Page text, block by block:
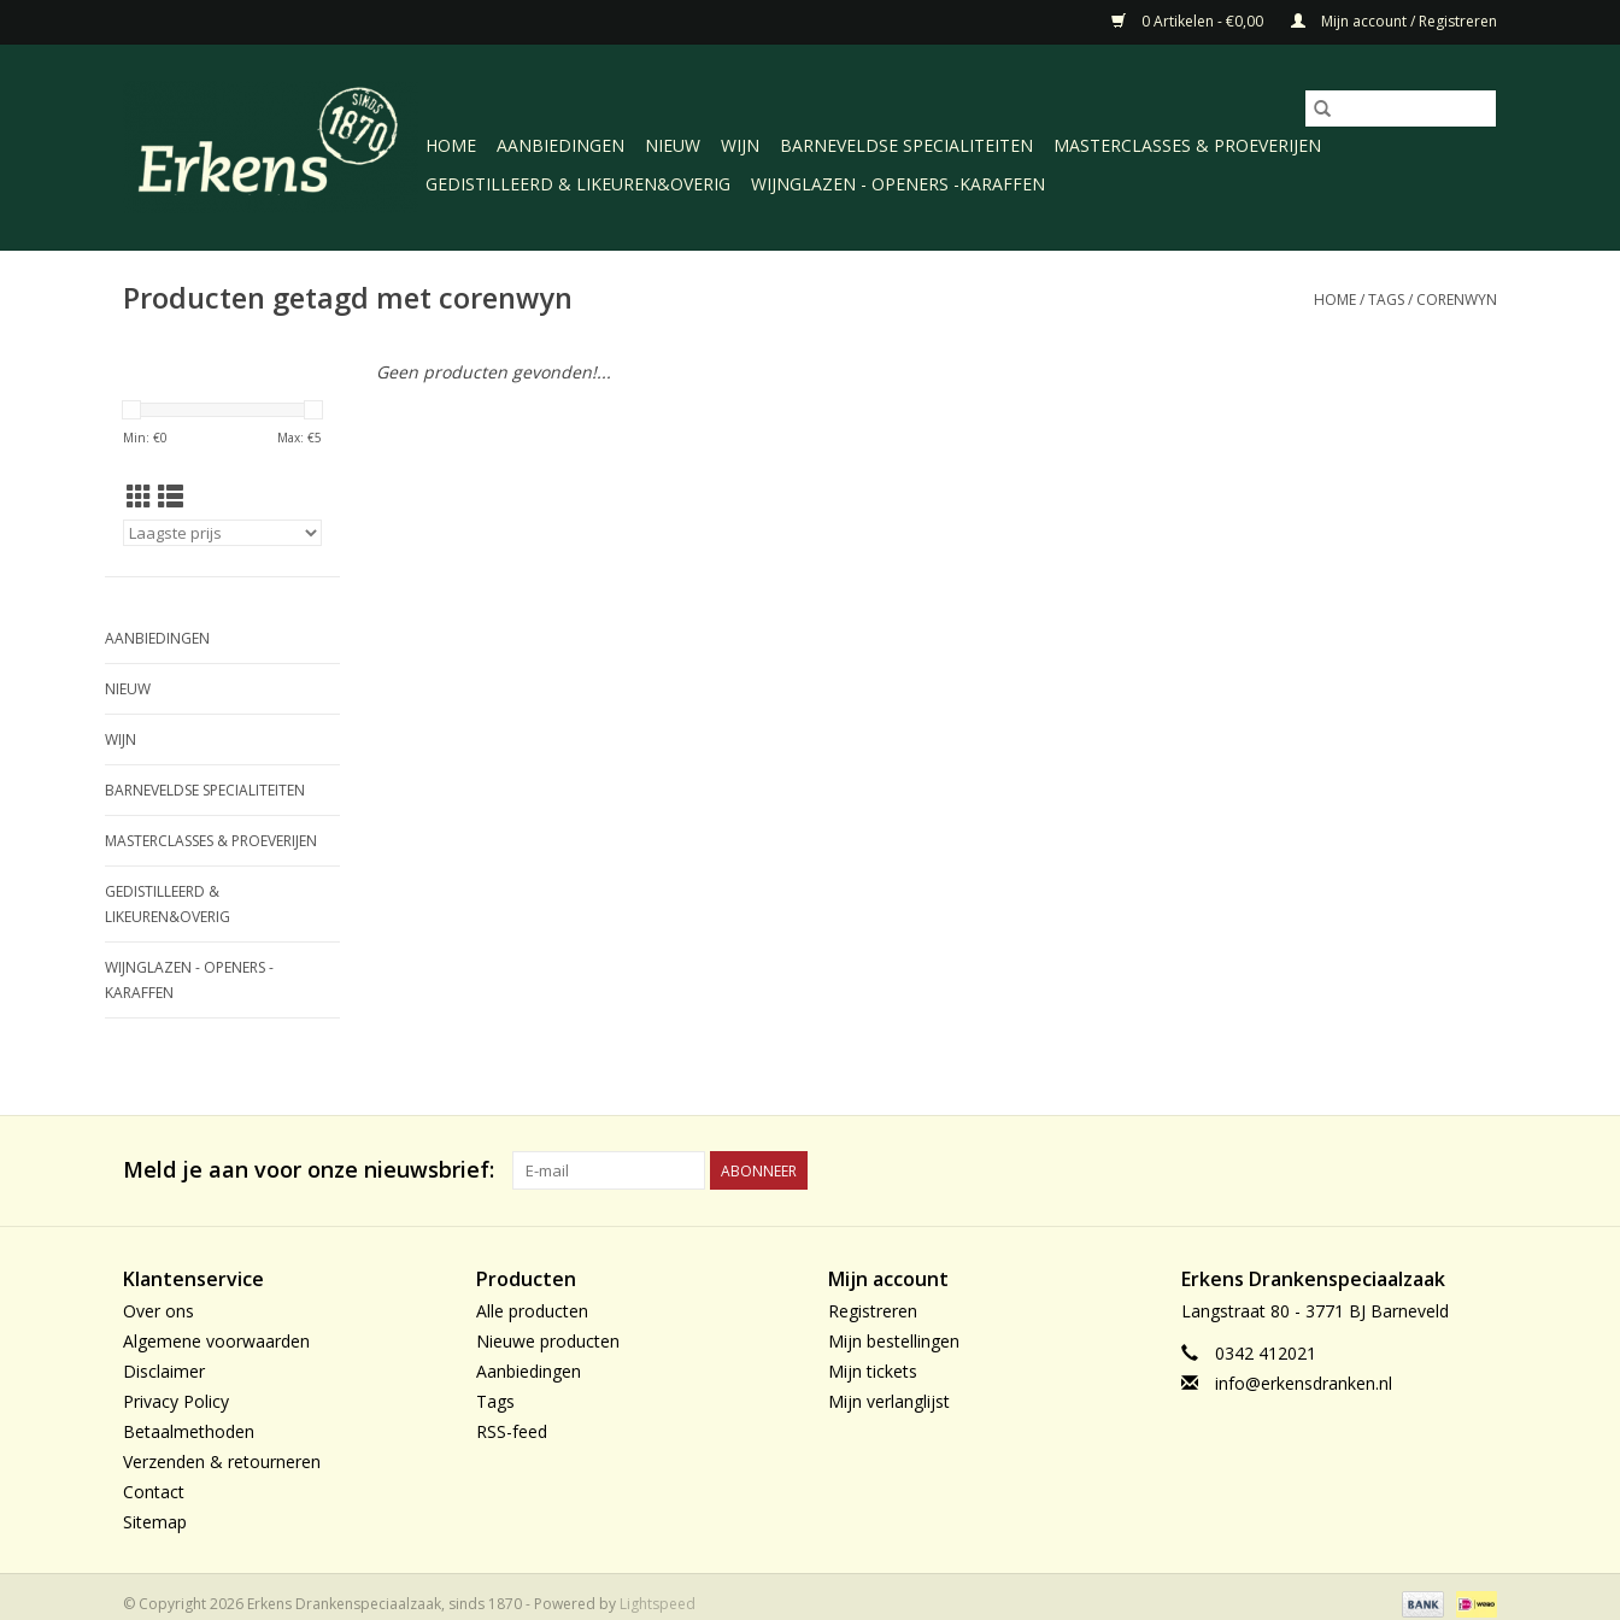
0 Artikelen - €0,00 Mijn account / Registreren
HOME AANBIEDINGEN NIEUW WIJN BARNEVELDSE SPECIALITEITEN
MASTERCLASSES & PROEVERIJEN
GEDISTILLEERD & LIKEUREN&OVERIG
WIJNGLAZEN - OPENERS -KARAFFEN
Producten getagd met corenwyn HOME/TAGS/ CORENWYN
Min: €0 Max: €5
AANBIEDINGEN
NIEUW
WIJN
BARNEVELDSE SPECIALITEITEN
MASTERCLASSES & PROEVERIJEN
GEDISTILLEERD &
LIKEUREN&OVERIG
WIJNGLAZEN - OPENERS -
KARAFFEN
Geen producten gevonden!...
Meld je aan voor onze nieuwsbrief: ABONNEER
Klantenservice
Over ons
Algemene voorwaarden
Disclaimer
Privacy Policy
Betaalmethoden
Verzenden & retourneren
Contact
Sitemap
Producten
Alle producten
Nieuwe producten
Aanbiedingen
Tags
RSS-feed
Mijn account
Registreren
Mijn bestellingen
Mijn tickets
Mijn verlanglijst
Erkens Drankenspeciaalzaak
Langstraat 80 - 3771 BJ Barneveld
0342 412021
info@erkensdranken.nl
© Copyright 2026 Erkens Drankenspeciaalzaak, sinds 1870 - Powered by Lightspeed